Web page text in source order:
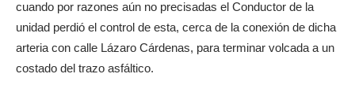
cuando por razones aún no precisadas el Conductor de la
unidad perdió el control de esta, cerca de la conexión de dicha
arteria con calle Lázaro Cárdenas, para terminar volcada a un
costado del trazo asfáltico.